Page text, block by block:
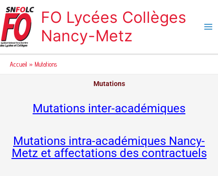
au
contenu
FO Lycées Collèges
Nancy-Metz
Accueil Mutations
Mutations
Mutations inter-académiques
Mutations intra-académiques Nancy-
Metz et affectations des contractuels